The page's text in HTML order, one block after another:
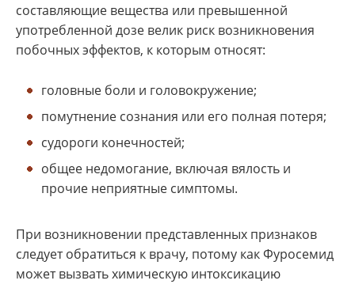
составляющие вещества или превышенной
употребленной дозе велик риск возникновения
побочных эффектов, к которым относят:
головные боли и головокружение;
помутнение сознания или его полная потеря;
судороги конечностей;
общее недомогание, включая вялость и
прочие неприятные симптомы.
При возникновении представленных признаков
следует обратиться к врачу, потому как Фуросемид
может вызвать химическую интоксикацию